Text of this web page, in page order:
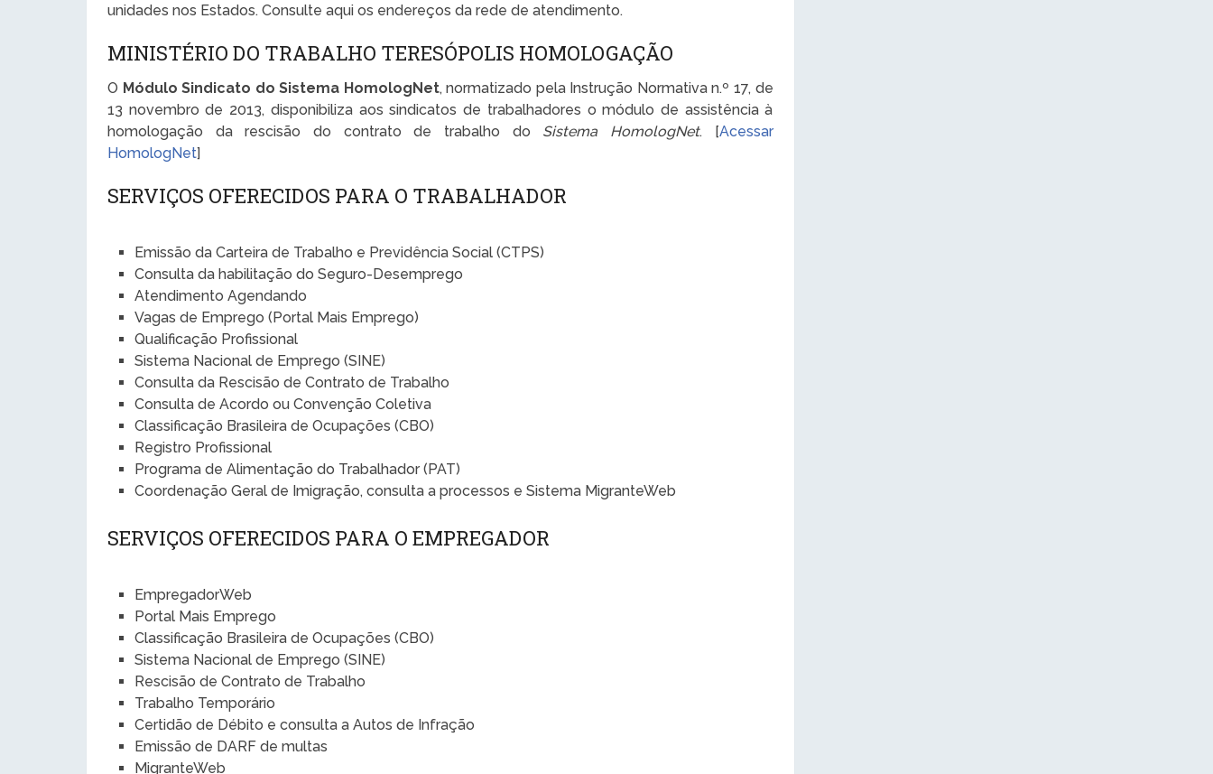
unidades nos Estados. Consulte aqui os endereços da rede de atendimento.
MINISTÉRIO DO TRABALHO TERESÓPOLIS HOMOLOGAÇÃO
O Módulo Sindicato do Sistema HomologNet, normatizado pela Instrução Normativa n.º 17, de
13 novembro de 2013, disponibiliza aos sindicatos de trabalhadores o módulo de assistência à
homologação da rescisão do contrato de trabalho do Sistema HomologNet. [Acessar
HomologNet]
SERVIÇOS OFERECIDOS PARA O TRABALHADOR
Emissão da Carteira de Trabalho e Previdência Social (CTPS)
Consulta da habilitação do Seguro-Desemprego
Atendimento Agendando
Vagas de Emprego (Portal Mais Emprego)
Qualificação Profissional
Sistema Nacional de Emprego (SINE)
Consulta da Rescisão de Contrato de Trabalho
Consulta de Acordo ou Convenção Coletiva
Classificação Brasileira de Ocupações (CBO)
Registro Profissional
Programa de Alimentação do Trabalhador (PAT)
Coordenação Geral de Imigração, consulta a processos e Sistema MigranteWeb
SERVIÇOS OFERECIDOS PARA O EMPREGADOR
EmpregadorWeb
Portal Mais Emprego
Classificação Brasileira de Ocupações (CBO)
Sistema Nacional de Emprego (SINE)
Rescisão de Contrato de Trabalho
Trabalho Temporário
Certidão de Débito e consulta a Autos de Infração
Emissão de DARF de multas
MigranteWeb